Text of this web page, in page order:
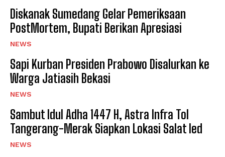
Diskanak Sumedang Gelar Pemeriksaan
PostMortem, Bupati Berikan Apresiasi
NEWS
Sapi Kurban Presiden Prabowo Disalurkan ke
Warga Jatiasih Bekasi
NEWS
‎Sambut Idul Adha 1447 H, Astra Infra Tol
Tangerang-Merak Siapkan Lokasi Salat Ied
NEWS